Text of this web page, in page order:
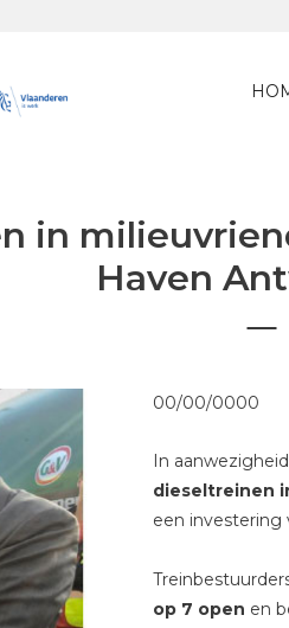
in
Haven
00/00/0000
In
dieseltreinen
een investering
op 7 open en